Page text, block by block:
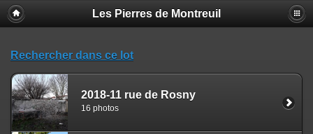
Les Pierres de Montreuil
Rechercher dans ce lot
2018-11 rue de Rosny
16 photos